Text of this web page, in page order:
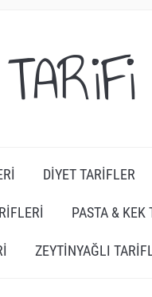
DIYET TARIFLER
PASTA & KEK
ZEYTINYAĞLI